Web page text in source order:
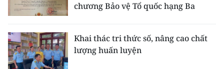
chương Bảo vệ Tổ quốc hạng Ba
Khai thác tri thức số, nâng cao chất
lượng huấn luyện